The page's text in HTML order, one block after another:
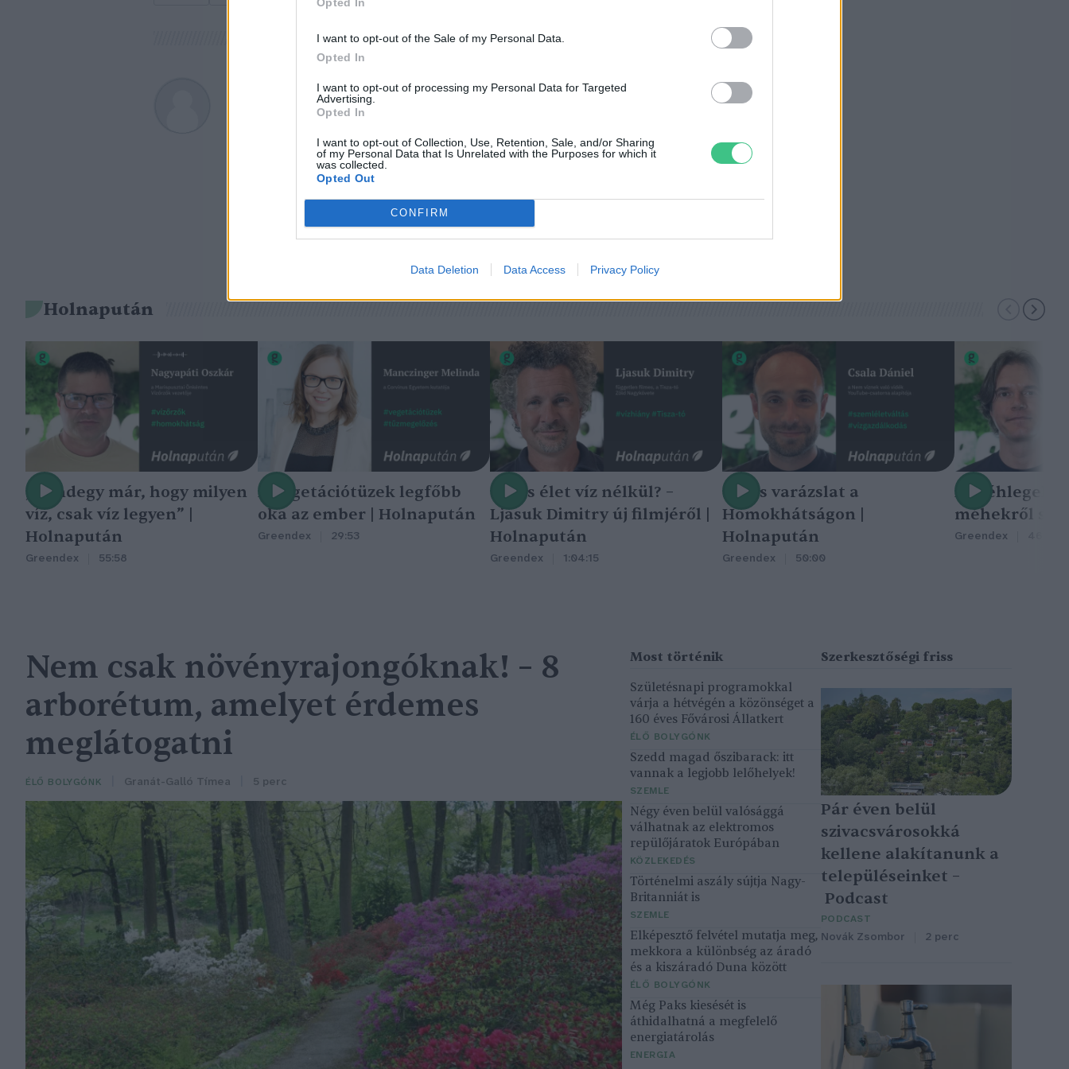
I want to opt-out of the Sale of my Personal Data.
Opted In
I want to opt-out of processing my Personal Data for Targeted
Advertising.
Opted In
I want to opt-out of Collection, Use, Retention, Sale, and/or Sharing
of my Personal Data that Is Unrelated with the Purposes for which it
was collected.
Opted Out
CONFIRM
Data Deletion Data Access Privacy Policy
Greendex
A szerző további cikkei
Holnapután
„Mindegy már, hogy milyen
víz, csak víz legyen” |
Holnapután
Greendex 55:58
A vegetációtüzek legfőbb
oka az ember | Holnapután
Greendex 29:53
Nincs élet víz nélkül? –
Ljasuk Dimitry új filmjéről |
Holnapután
Greendex 1:04:15
Nincs varázslat a
Homokhátságon |
Holnapután
Greendex 50:00
A méhlegelő
méhekről
Greendex
Nem csak növényrajongóknak! – 8
arborétum, amelyet érdemes
meglátogatni
ÉLŐ BOLYGÓNK Granát-Galló Tímea 5 perc
Születésnapi programokkal
várja a hétvégén a közönséget a
160 éves Fővárosi Állatkert
ÉLŐ BOLYGÓNK
Szedd magad őszibarack: itt
vannak a legjobb lelőhelyek!
SZEMLE
Négy éven belül valósággá
válhatnak az elektromos
repülőjáratok Európában
KÖZLEKEDÉS
Történelmi aszály sújtja Nagy-
Britanniát is
SZEMLE
Elképesztő felvétel mutatja meg,
mekkora a különbség az áradó
és a kiszáradó Duna között
ÉLŐ BOLYGÓNK
Még Paks kiesését is
áthidalhatná a megfelelő
energiatárolás
ENERGIA
Pár éven belül
szivacsvárosokká
kellene alakítanunk a
településeinket –
Podcast
PODCAST
Novák Zsombor 2 perc